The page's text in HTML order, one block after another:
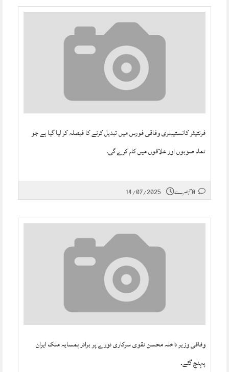
فرنٹیئر کانسٹیبلری وفاقی فورس میں تبدیل کرنے کا فیصلہ کر لیا گیا ہے جو
تمام صوبوں اور علاقوں میں کام کرے گی۔
14/07/2025
وفاقی وزیر داخلہ محسن نقوی سرکاری دورے پر برادر ہمسایہ ملک ایران
پہنچ گئے۔